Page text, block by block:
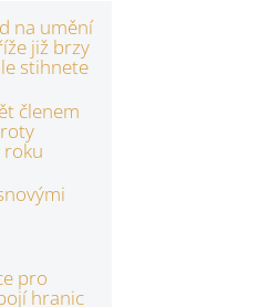
na umění
již brzy
stihnete
členem
roku
pro
hranic